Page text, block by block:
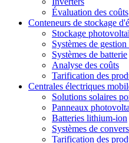
Évaluation des coûts
Conteneurs de stockage
Stockage
Systèmes de
Systèmes de batterie
Analyse des coûts
Tarification des
Centrales électriques
Solutions solaires
Panneaux
Batteries lithium-ion
Systèmes de
Tarification des